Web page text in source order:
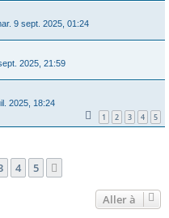
9 sept. 2025, 01:24
2025, 21:59
2025, 18:24
1 2 3 4 5
4 5
Aller à